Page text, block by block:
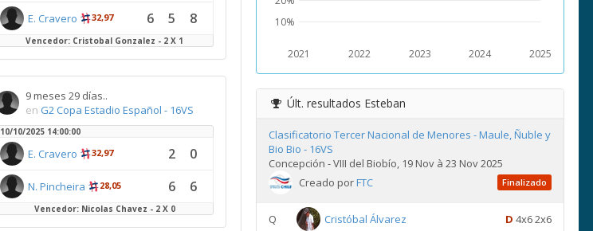
E. Cravero 32,97 6 5 8
Vencedor: Cristobal Gonzalez - 2 X 1
9 meses 29 días..
en G2 Copa Estadio Español - 16VS
10/10/2025 14:00:00
E. Cravero 32,97 2 0
N. Pincheira 28,05 6 6
Vencedor: Nicolas Chavez - 2 X 0
2021 2022 2023 2024 2025
10%
Últ. resultados Esteban
Clasificatorio Tercer Nacional de Menores - Maule, Ñuble y
Bio Bio - 16VS
Concepción - VIII del Biobío, 19 Nov à 23 Nov 2025
Creado porFTC Finalizado
Q Cristóbal Álvarez D 4x6 2x6